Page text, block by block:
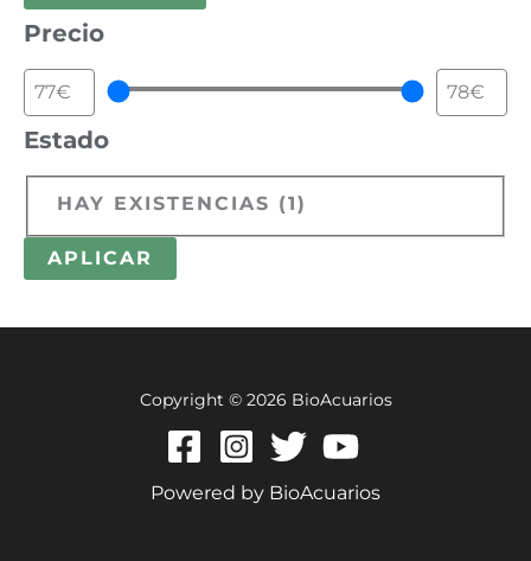
Precio
Estado
HAY EXISTENCIAS (1
APLICAR
Copyright © 2026 BioAcuarios
Powered by BioAcuarios